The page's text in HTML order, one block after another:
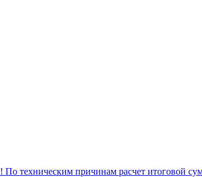
техническим причинам расчет итоговой